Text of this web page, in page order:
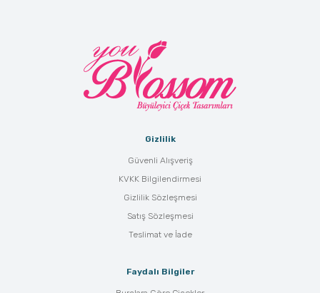
Gizlilik
Güvenli Alışveriş
KVKK Bilgilendirmesi
Gizlilik Sözleşmesi
Satış Sözleşmesi
Teslimat ve İade
Faydalı Bilgiler